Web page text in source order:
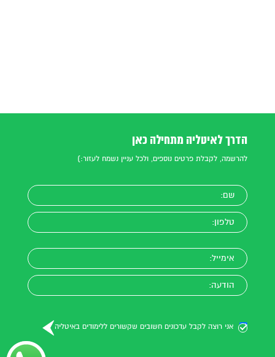
הדרך לאיטליה מתחילה כאן
להרשמה, לקבלת פרטים נוספים, ולכל עניין נשמח לעזור:)
אני רוצה לקבל עדכונים חשובים שקשורים ללימודים באיטליה